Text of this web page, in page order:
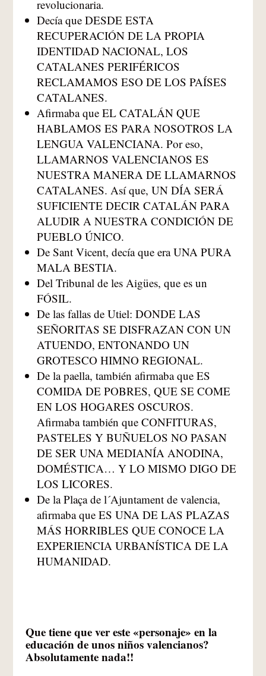
revolucionaria.
Decía que DESDE ESTA
RECUPERACIÓN DE LA PROPIA
IDENTIDAD NACIONAL, LOS
CATALANES PERIFÉRICOS
RECLAMAMOS ESO DE LOS PAÍSES
CATALANES.
Afirmaba que EL CATALÁN QUE
HABLAMOS ES PARA NOSOTROS LA
LENGUA VALENCIANA. Por eso,
LLAMARNOS VALENCIANOS ES
NUESTRA MANERA DE LLAMARNOS
CATALANES. Así que, UN DÍA SERÁ
SUFICIENTE DECIR CATALÁN PARA
ALUDIR A NUESTRA CONDICIÓN DE
PUEBLO ÚNICO.
De Sant Vicent, decía que era UNA PURA
MALA BESTIA.
Del Tribunal de les Aigües, que es un
FÓSIL.
De las fallas de Utiel: DONDE LAS
SEÑORITAS SE DISFRAZAN CON UN
ATUENDO, ENTONANDO UN
GROTESCO HIMNO REGIONAL.
De la paella, también afirmaba que ES
COMIDA DE POBRES, QUE SE COME
EN LOS HOGARES OSCUROS.
Afirmaba también que CONFITURAS,
PASTELES Y BUÑUELOS NO PASAN
DE SER UNA MEDIANÍA ANODINA,
DOMÉSTICA… Y LO MISMO DIGO DE
LOS LICORES.
De la Plaça de l´Ajuntament de valencia,
afirmaba que ES UNA DE LAS PLAZAS
MÁS HORRIBLES QUE CONOCE LA
EXPERIENCIA URBANÍSTICA DE LA
HUMANIDAD.
Que tiene que ver este «personaje» en la
educación de unos niños valencianos?
Absolutamente nada!!